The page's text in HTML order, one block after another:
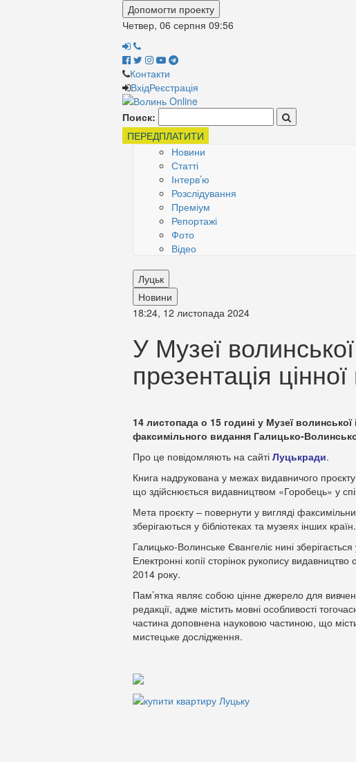
Допомогти проекту
Четвер, 06 серпня 09:56
Контакти
ВхідРеєстрація
Поиск:
ПЕРЕДПЛАТИТИ
Новини
Статті
Інтерв’ю
Розслідування
Преміум
Репортажі
Фото
Відео
Луцьк
Новини
18:24, 12 листопада 2024
У Музеї
презентація
14 листопада о 15 годині у Музеї волинської
факсимільного видання Галицько-
Про це повідомляють на сайті Луцькради.
Книга надрукована у межах видавничого
що здійснюється видавництвом «Горобець» у
Мета проєкту – повернути у вигляді
зберігаються у бібліотеках та музеях інших країн.
Галицько-Волинське Євангеліє нині зберігається
Електронні копії сторінок рукопису
2014 року.
Пам’ятка являє собою цінне джерело для
редакції, адже містить мовні особливості
частина доповнена науковою частиною, що
мистецьке дослідження.